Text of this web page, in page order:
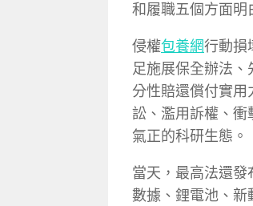
和履職五個方面明
侵權包養網行動損
足施展保全辦法
分性賠還償付實
訟、濫用訴權、衝
氣正的科研生態。
當天，最高法還發
數據、鋰電池、新